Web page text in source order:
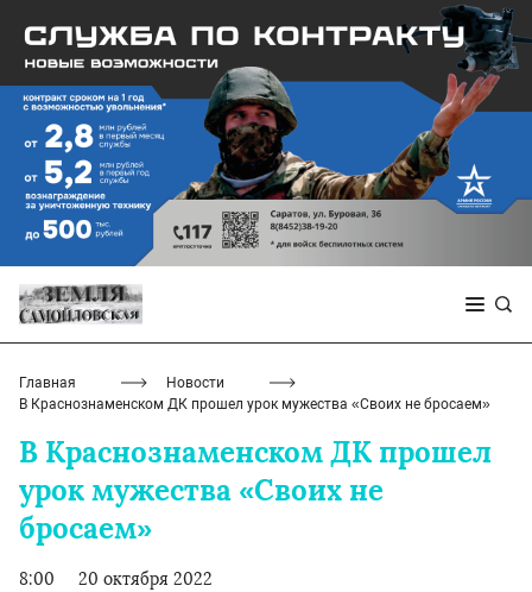
Главная
Новости
В Краснознаменском ДК прошел урок мужества «Своих не бросаем»
В Краснознаменском ДК прошел
урок мужества «Своих не
бросаем»
8:00 20 октября 2022